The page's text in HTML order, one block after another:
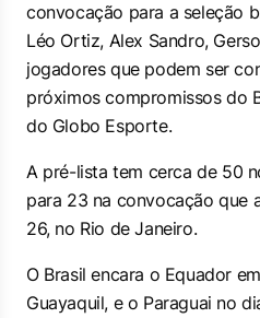
convocação para a seleção
Léo Ortiz, Alex Sandro,
jogadores que podem ser
próximos compromissos do
do Globo Esporte.
A pré-lista tem cerca de 50
para 23 na convocação que
26, no Rio de Janeiro.
O Brasil encara o Equador
Guayaquil, e o Paraguai no